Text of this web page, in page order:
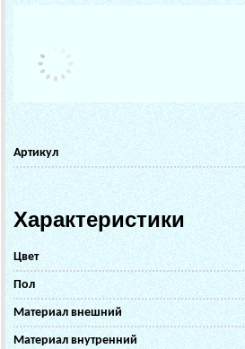
Артикул
Характеристики
Цвет
Пол
Материал внешний
Материал внутренний